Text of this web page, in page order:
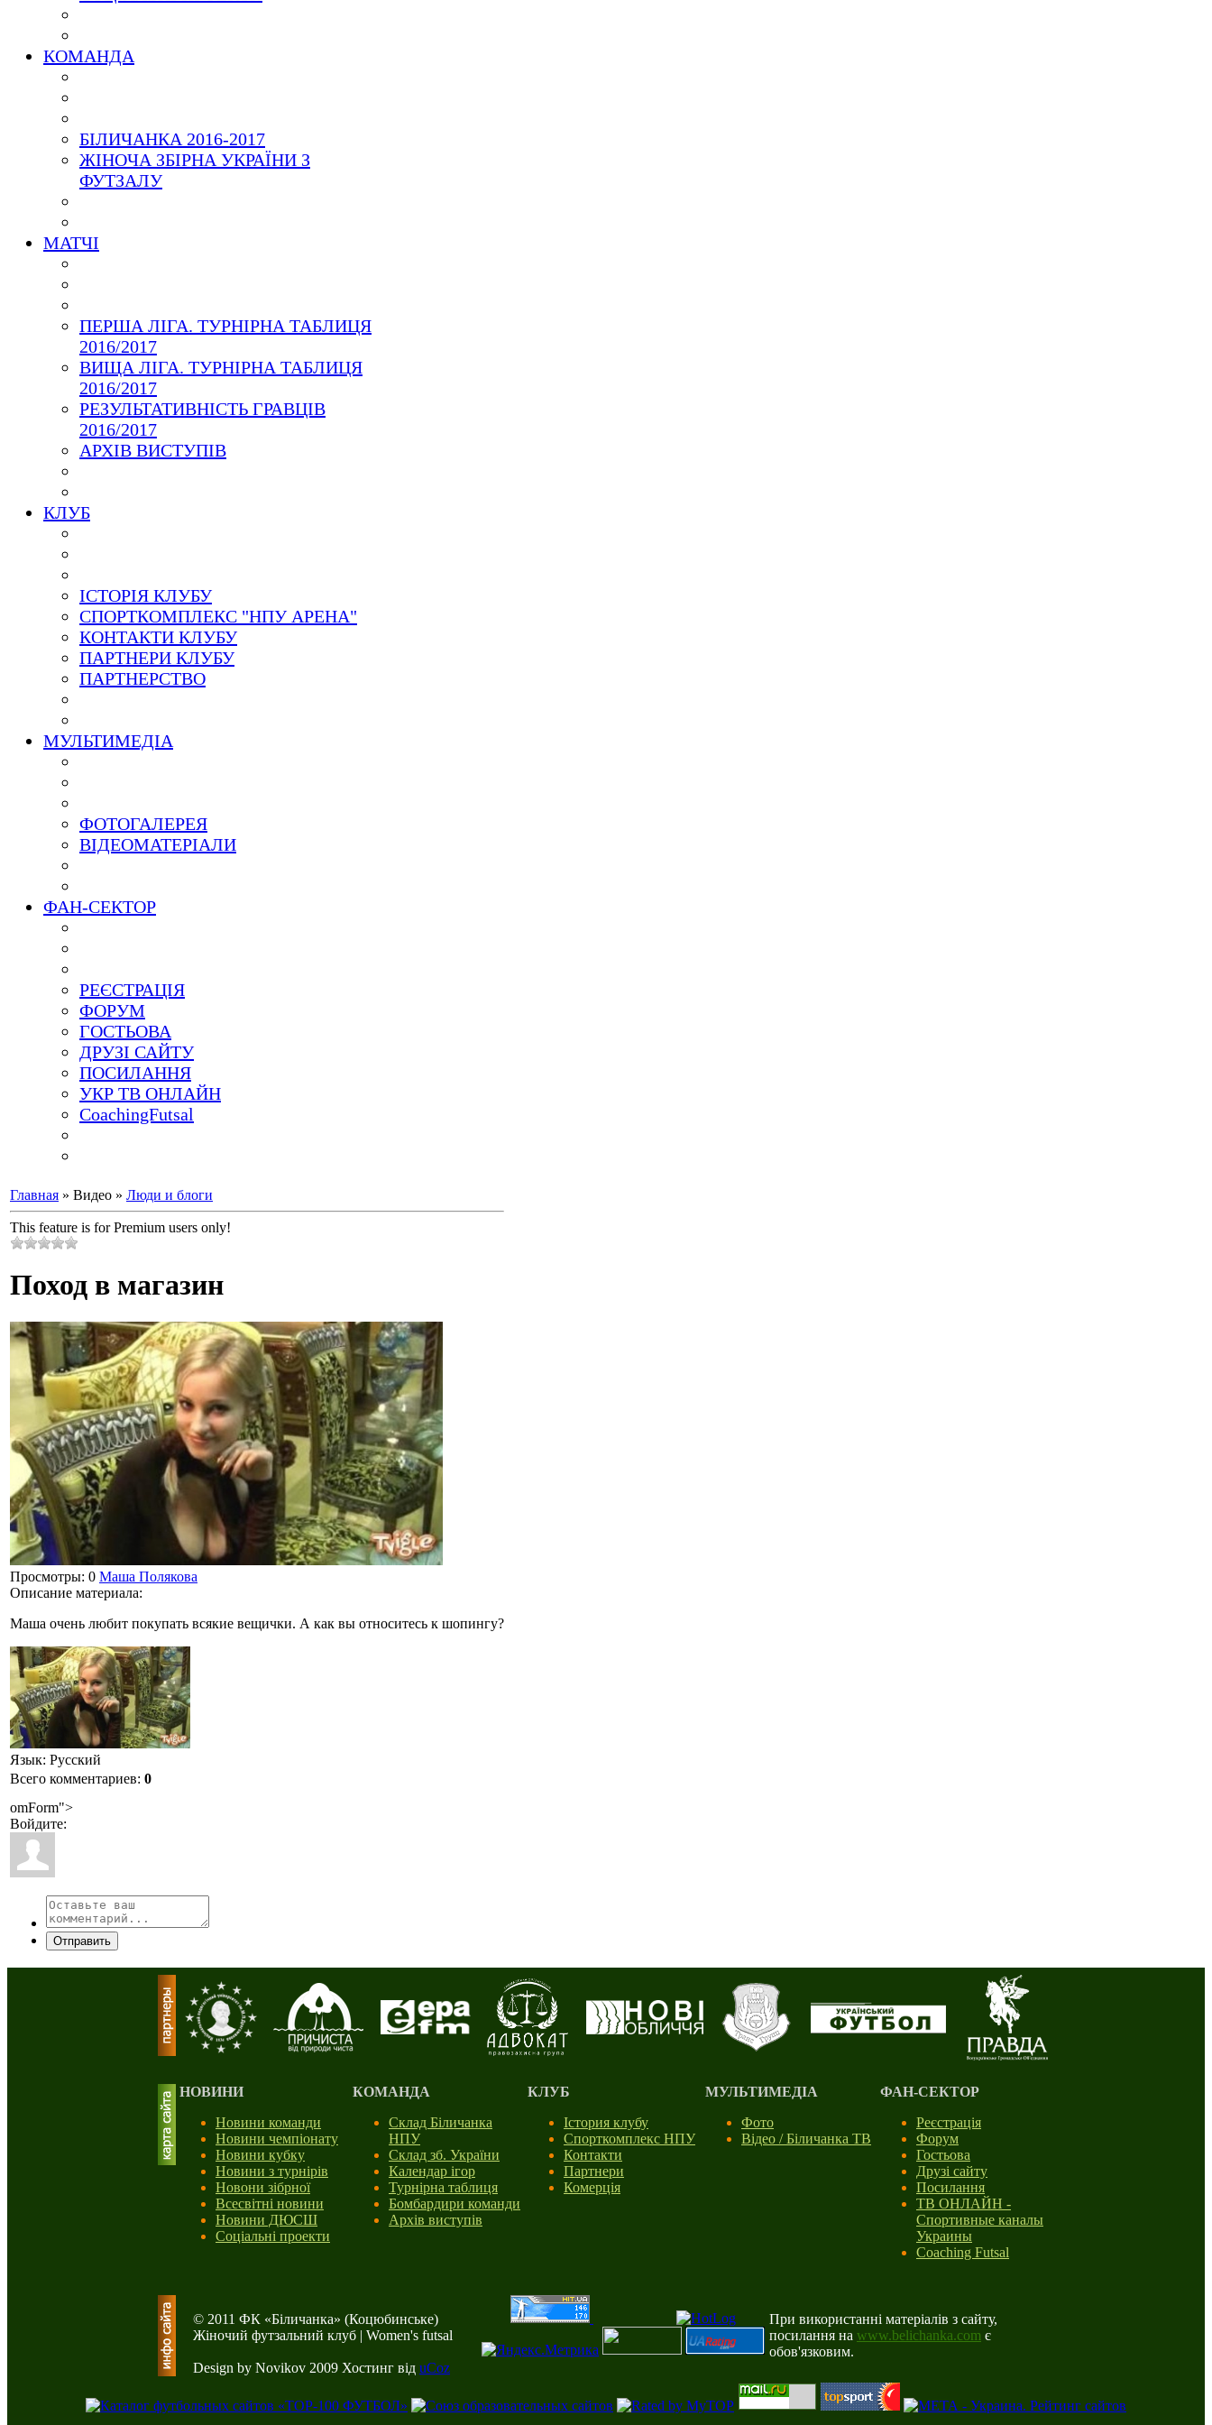
КОМАНДА
БІЛИЧАНКА 2016-2017
ЖІНОЧА ЗБІРНА УКРАЇНИ З
ФУТЗАЛУ
МАТЧІ
ПЕРША ЛІГА. ТУРНІРНА ТАБЛИЦЯ
2016/2017
ВИЩА ЛІГА. ТУРНІРНА ТАБЛИЦЯ
2016/2017
РЕЗУЛЬТАТИВНІСТЬ ГРАВЦІВ
2016/2017
АРХІВ ВИСТУПІВ
КЛУБ
ІСТОРІЯ КЛУБУ
СПОРТКОМПЛЕКС "НПУ АРЕНА"
КОНТАКТИ КЛУБУ
ПАРТНЕРИ КЛУБУ
ПАРТНЕРСТВО
МУЛЬТИМЕДІА
ФОТОГАЛЕРЕЯ
ВІДЕОМАТЕРІАЛИ
ФАН-СЕКТОР
РЕЄСТРАЦІЯ
ФОРУМ
ГОСТЬОВА
ДРУЗІ САЙТУ
ПОСИЛАННЯ
УКР ТВ ОНЛАЙН
CoachingFutsal
Главная » Видео » Люди и блоги
This feature is for Premium users only!
Поход в магазин
Просмотры: 0 Маша Полякова
Описание материала:
Маша очень любит покупать всякие вещички. А как вы относитесь к шопингу?
Язык: Русский
Всего комментариев: 0
omForm">
Войдите:
Отправить
НОВИНИ
Новини команди
Новини чемпіонату
Новини кубку
Новини з турнірів
Новони зібрної
Всесвітні новини
Новини ДЮСШ
Соціальні проекти
КОМАНДА
Склад Біличанка
НПУ
Склад зб. України
Календар ігор
Турнірна таблиця
Бомбардири команди
Архів виступів
КЛУБ
Істория клубу
Спорткомплекс НПУ
Контакти
Партнери
Комерція
МУЛЬТИМЕДІА
Фото
Відео / Біличанка ТВ
ФАН-СЕКТОР
Реєстрація
Форум
Гостьова
Друзі сайту
Посилання
ТВ ОНЛАЙН -
Спортивные каналы
Украины
Coaching Futsal
© 2011 ФК «Біличанка» (Коцюбинське)
Жіночий футзальний клуб | Women's futsal
Design by Novikov 2009 Хостинг від uCoz
При використанні матеріалів з сайту,
посилання на www.belichanka.com є
обов'язковим.